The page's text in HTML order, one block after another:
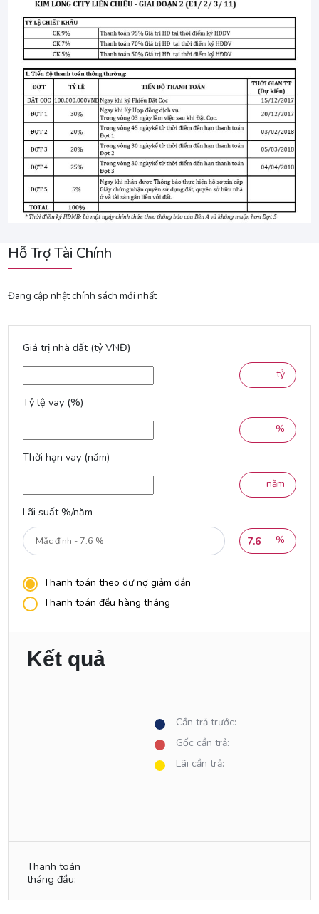
Hỗ Trợ Tài Chính
Đang cập nhật chính sách mới nhất
Giá trị nhà đất (tỷ VNĐ)
tỷ
Tỷ lệ vay (%)
%
Thời hạn vay (năm)
năm
Lãi suất %/năm
%
Thanh toán theo dư nợ giảm dần
Thanh toán đều hàng tháng
Kết quả
Cần trả trước:
Gốc cần trả:
Lãi cần trả:
Thanh toán
tháng đầu: